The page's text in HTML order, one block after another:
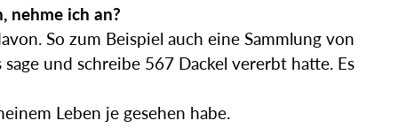
nehme ich an?
So zum Beispiel auch eine Sammlung von
und schreibe 567 Dackel vererbt hatte. Es
Leben je gesehen habe.